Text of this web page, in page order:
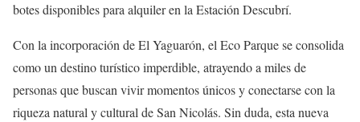
botes disponibles para alquiler en la Estación Descubrí.
Con la incorporación de El Yaguarón, el Eco Parque se consolida
como un destino turístico imperdible, atrayendo a miles de
personas que buscan vivir momentos únicos y conectarse con la
riqueza natural y cultural de San Nicolás. Sin duda, esta nueva